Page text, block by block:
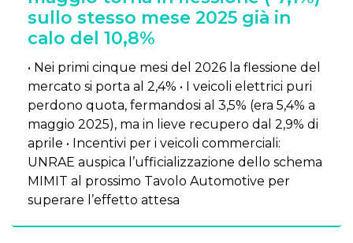
sullo stesso mese 2025 già in
calo del 10,8%
• Nei primi cinque mesi del 2026 la flessione del
mercato si porta al 2,4% • I veicoli elettrici puri
perdono quota, fermandosi al 3,5% (era 5,4% a
maggio 2025), ma in lieve recupero dal 2,9% di
aprile • Incentivi per i veicoli commerciali:
UNRAE auspica l’ufficializzazione dello schema
MIMIT al prossimo Tavolo Automotive per
superare l’effetto attesa